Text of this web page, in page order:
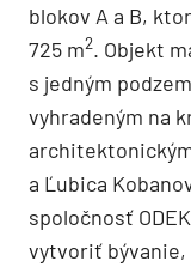
blokov A a B,
725 m2. Objekt
s jedným
vyhradeným na
a Ľubica
spoločnosť
vytvoriť bývanie,